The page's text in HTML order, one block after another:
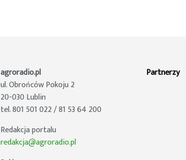
agroradio.pl
ul. Obrońców Pokoju 2
20-030 Lublin
tel. 801 501 022 / 81 53 64 200
Redakcja portalu
redakcja@agroradio.pl
Partnerzy